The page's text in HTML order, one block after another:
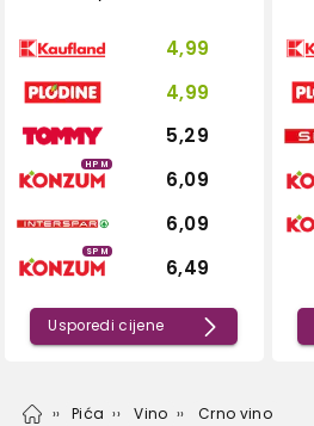
4,99
4,99
5,29
HPM
6,09
6,09
SPM
6,49
Usporedi cijene
Pića Vino Crno vino